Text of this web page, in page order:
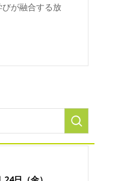
が融合する放